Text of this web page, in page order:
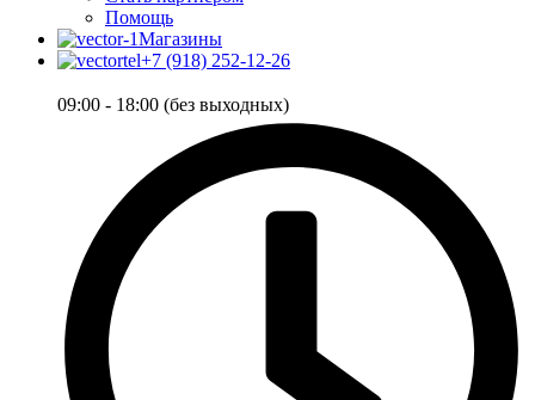
Помощь
Магазины
+7 (918) 252-12-26
09:00 - 18:00 (без выходных)